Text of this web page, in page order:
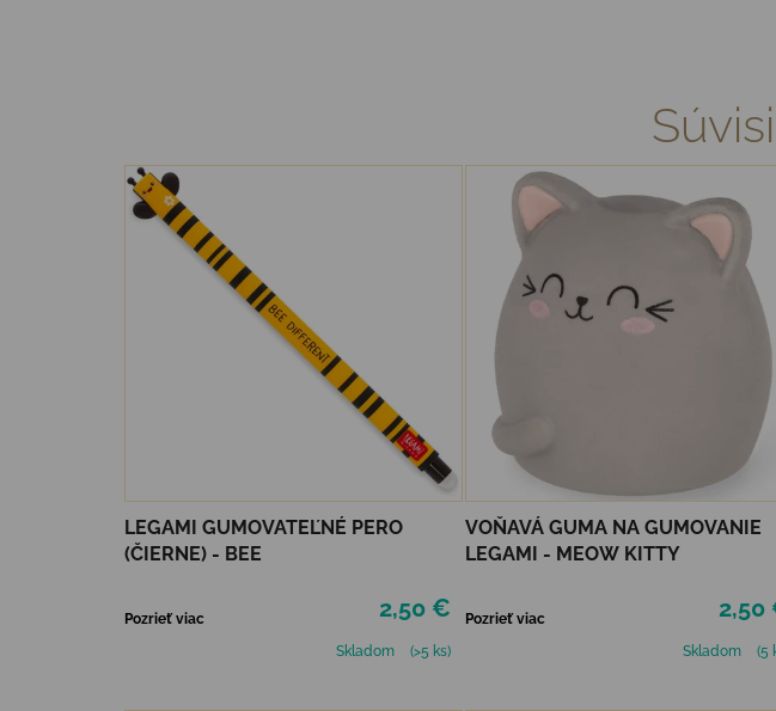
LEGAMI GUMOVATEĽNÉ PERO
(ČIERNE) - BEE
2,50 €
Pozrieť viac
Skladom
(>5 ks)
VOŇAVÁ GUMA NA GUMOVANIE
LEGAMI - MEOW KITTY
2,50
Pozrieť viac
Skladom
(5